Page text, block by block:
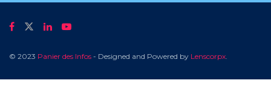
© 2023 Panier des Infos - Designed and Powered by Lenscorpx.